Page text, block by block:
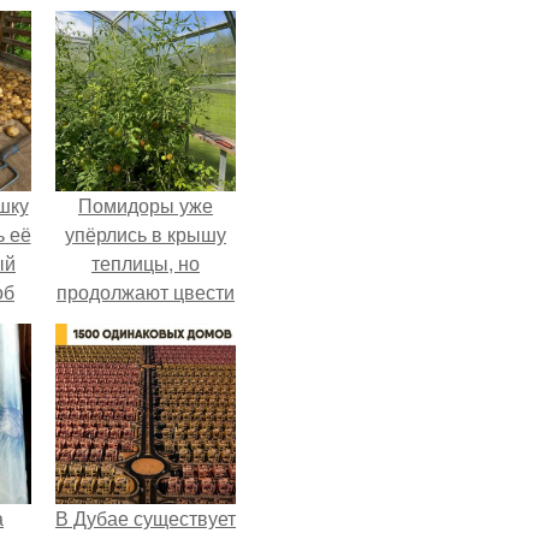
её
с
Помидоры уже
упёрлись в крышу
теплицы, но
продолжают цвести
как сумасшедшие?
В Дубае существует